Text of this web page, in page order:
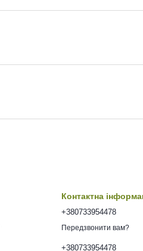
Контактна
+380733954478
Передзвонити вам?
+380733954478